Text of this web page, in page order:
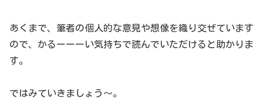
あくまで、筆者の個人的な意見や想像を織り交ぜています
ので、かるーーーい気持ちで読んでいただけると助かりま
す。
ではみていきましょう～。